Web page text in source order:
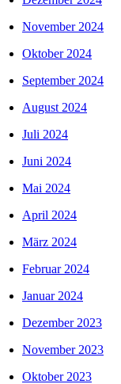
November 2024
Oktober 2024
September 2024
August 2024
Juli 2024
Juni 2024
Mai 2024
April 2024
März 2024
Februar 2024
Januar 2024
Dezember 2023
November 2023
Oktober 2023